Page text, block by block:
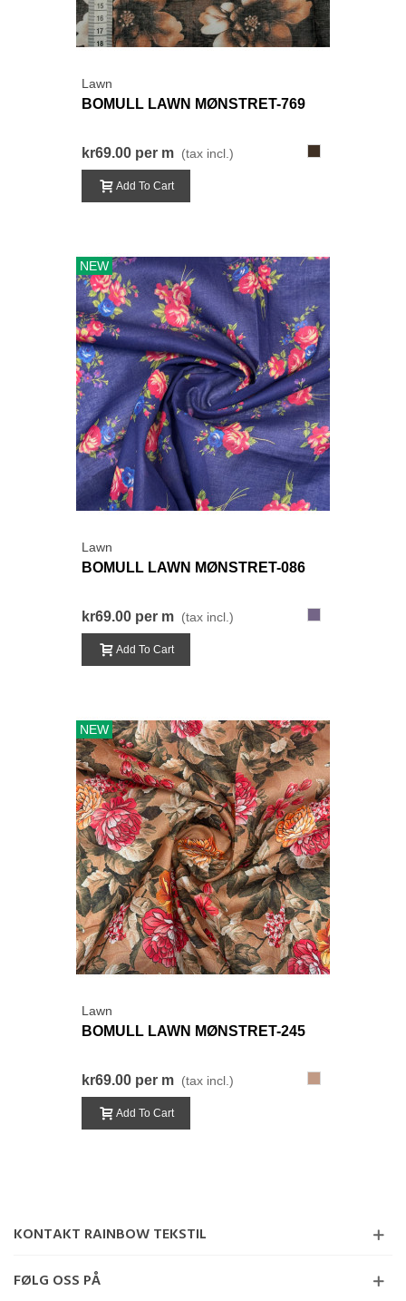
Lawn
BOMULL LAWN MØNSTRET-769
kr69.00 per m (tax incl.)
Add To Cart
NEW
Lawn
BOMULL LAWN MØNSTRET-086
kr69.00 per m (tax incl.)
Add To Cart
NEW
Lawn
BOMULL LAWN MØNSTRET-245
kr69.00 per m (tax incl.)
Add To Cart
KONTAKT RAINBOW TEKSTIL
FØLG OSS PÅ